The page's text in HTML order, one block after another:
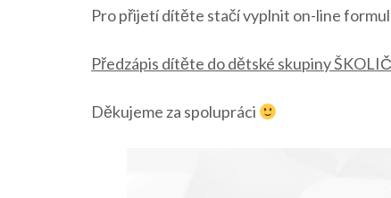
Pro přijetí dítěte stačí vyplnit on-line
Předzápis dítěte do dětské skupiny
Děkujeme za spolupráci